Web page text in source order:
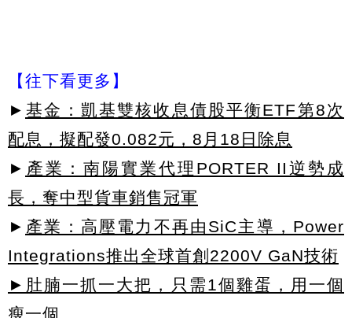
【往下看更多】
► 基金：凱基雙核收息債股平衡ETF第8次
配息，擬配發0.082元，8月18日除息
► 產業：南陽實業代理PORTER II逆勢成
長，奪中型貨車銷售冠軍
► 產業：高壓電力不再由SiC主導，Power
Integrations推出全球首創2200V GaN技術
►肚腩一抓一大把，只需1個雞蛋，用一個
瘦一個